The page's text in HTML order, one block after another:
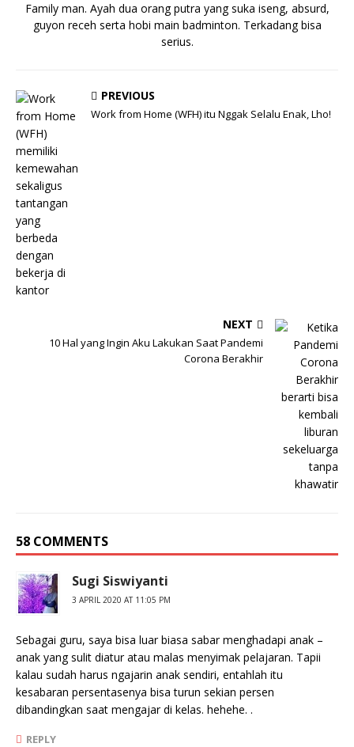
Family man. Ayah dua orang putra yang suka iseng, absurd,
guyon receh serta hobi main badminton. Terkadang bisa
serius.
PREVIOUS
Work from Home (WFH) itu Nggak Selalu Enak, Lho!
NEXT
10 Hal yang Ingin Aku Lakukan Saat Pandemi
Corona Berakhir
58 COMMENTS
Sugi Siswiyanti
3 APRIL 2020 AT 11:05 PM
Sebagai guru, saya bisa luar biasa sabar menghadapi anak –
anak yang sulit diatur atau malas menyimak pelajaran. Tapii
kalau sudah harus ngajarin anak sendiri, entahlah itu
kesabaran persentasenya bisa turun sekian persen
dibandingkan saat mengajar di kelas. hehehe. .
REPLY